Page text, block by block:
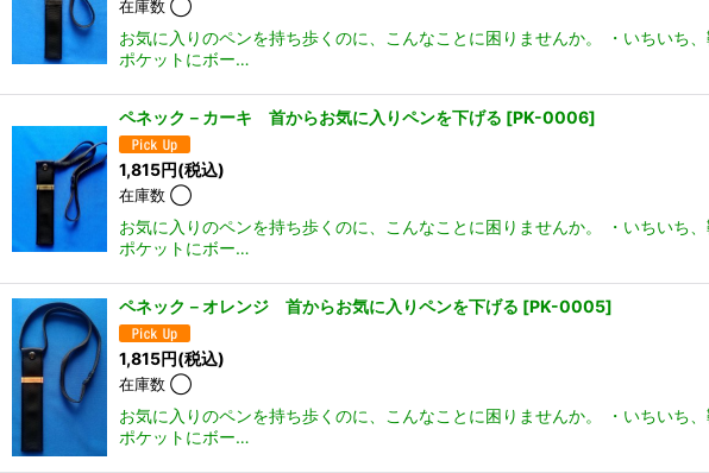
在庫数 ◯
お気に入りのペンを持ち歩くのに、こんなことに困りませんか。 ・いちいち
ポケットにボー…
ペネック－カーキ 首からお気に入りペンを下げる [PK-0006]
1,815円(税込)
在庫数 ◯
お気に入りのペンを持ち歩くのに、こんなことに困りませんか。 ・いちいち
ポケットにボー…
ペネック－オレンジ 首からお気に入りペンを下げる [PK-0005]
1,815円(税込)
在庫数 ◯
お気に入りのペンを持ち歩くのに、こんなことに困りませんか。 ・いちいち
ポケットにボー…